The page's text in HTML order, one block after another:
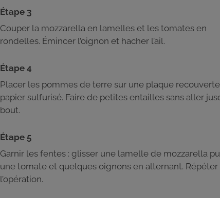
Étape 3
Couper la mozzarella en lamelles et les tomates en
rondelles. Émincer l’oignon et hacher l’ail.
Étape 4
Placer les pommes de terre sur une plaque
papier sulfurisé. Faire de petites entailles sans aller
bout.
Étape 5
Garnir les fentes : glisser une lamelle de mozzarella
une tomate et quelques oignons en alternant. Répéter
l’opération.